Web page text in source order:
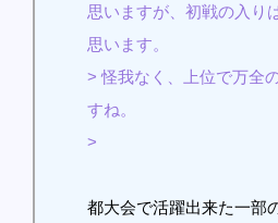
思いますが、初戦の入り
思います。
> 怪我なく、上位で万全
すね。
>
都大会で活躍出来た一部